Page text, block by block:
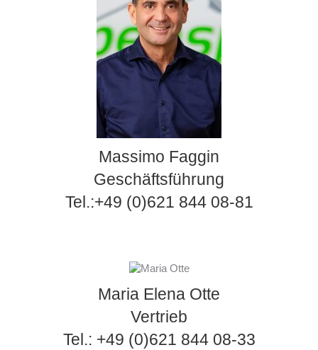
Massimo Faggin
Geschäftsführung
Tel.:+49 (0)621 844 08-81
Maria Elena Otte
Vertrieb
Tel.: +49 (0)621 844 08-33